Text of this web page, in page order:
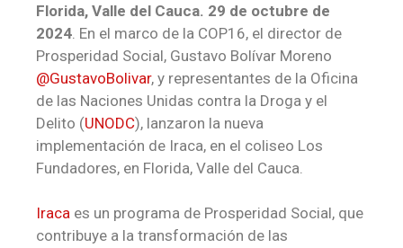
Florida, Valle del Cauca. 29 de octubre de
2024 . En el marco de la COP16, el director de
Prosperidad Social, Gustavo Bolívar Moreno
@GustavoBolivar, y representantes de la Oficina
de las Naciones Unidas contra la Droga y el
Delito (UNODC), lanzaron la nueva
implementación de Iraca, en el coliseo Los
Fundadores, en Florida, Valle del Cauca.
Iraca es un programa de Prosperidad Social, que
contribuye a la transformación de las